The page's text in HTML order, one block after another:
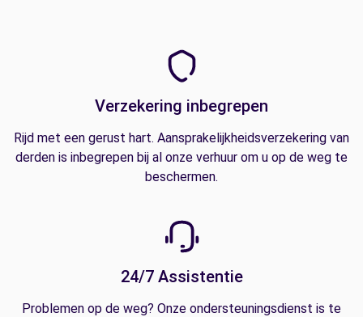
Verzekering inbegrepen
Rijd met een gerust hart. Aansprakelijkheidsverzekering van
derden is inbegrepen bij al onze verhuur om u op de weg te
beschermen.
24/7 Assistentie
Problemen op de weg? Onze ondersteuningsdienst is te